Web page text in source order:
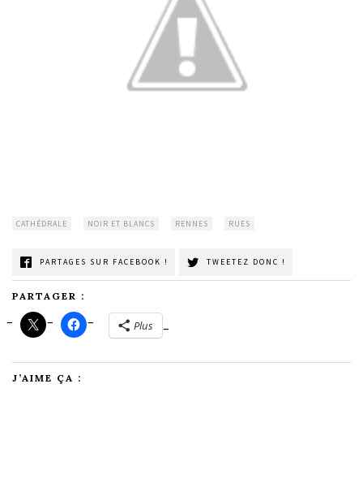
CATHÉDRALE NOIR ET BLANCS RENNES RUES
PARTAGES SUR FACEBOOK ! TWEETEZ DONC !
PARTAGER :
Plus
J’AIME ÇA :